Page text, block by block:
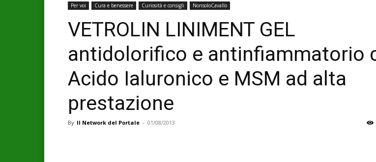
Per voi Cura e benessere Curiosità e consigli NonsoloCavallo
VETROLIN LINIMENT GEL
antidolorifico e antinfiammatorio
Acido Ialuronico e MSM ad alta
prestazione
By Il Network del Portale - 01/08/2013